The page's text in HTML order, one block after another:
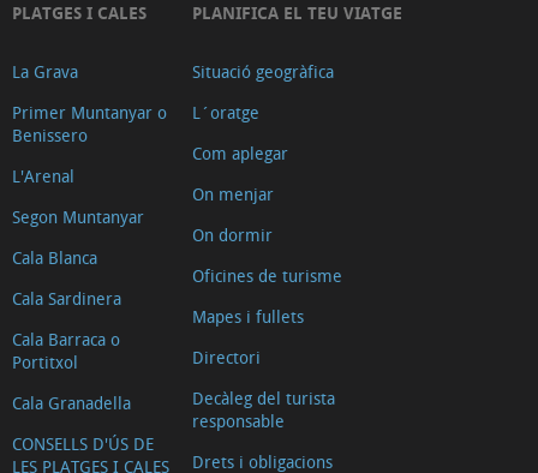
PLATGES I CALES
La Grava
Primer Muntanyar o
Benissero
L'Arenal
Segon Muntanyar
Cala Blanca
Cala Sardinera
Cala Barraca o
Portitxol
Cala Granadella
CONSELLS D'ÚS DE
LES PLATGES I CALES
PLANIFICA EL TEU VIATGE
Situació geogràfica
L´oratge
Com aplegar
On menjar
On dormir
Oficines de turisme
Mapes i fullets
Directori
Decàleg del turista
responsable
Drets i obligacions